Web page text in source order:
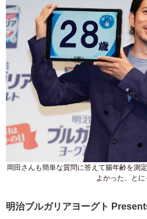
岡田さんも簡単な質問に答えて腸年齢を測
よかった、とに
明治ブルガリアヨーグト